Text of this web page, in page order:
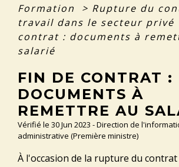
Formation
> Rupture du
travail dans le secteur privé
contrat : documents à
salarié
FIN DE CONTRAT :
DOCUMENTS À
REMETTRE AU
Vérifié le 30 Jun 2023 - Direction de
administrative (Première ministre)
À l'occasion de la rupture du